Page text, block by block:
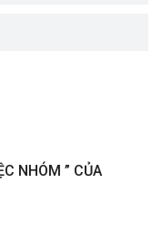
NHÓM ” CỦA